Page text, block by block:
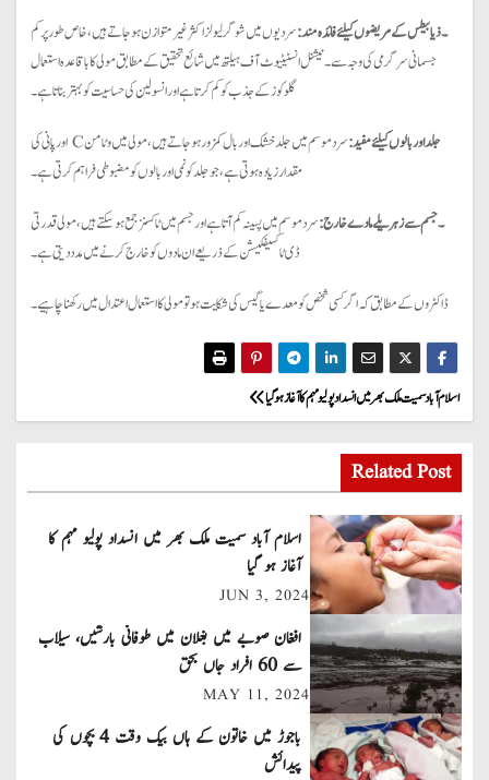
۔ ذیابیطس کے مریضوں کیلئے فائدہ مند:سردیوں میں شوگر لیولز اکثر غیر متوازن ہو جاتے ہیں، خاص طور پر کم
جسمانی سرگرمی کی وجہ سے۔ نیشنل انسٹیٹیوٹ آف ہیلتھ میں شائع تحقیق کے مطابق مولی کا باقاعدہ استعمال
گلوکوز کے جذب کو کم کرتا ہے اور انسولین کی حساسیت کو بہتر بناتا ہے۔
جلد اور بالوں کیلئے مفید:
سرد موسم میں جلد خشک اور بال کمزور ہو جاتے ہیں، مولی میں وٹامن C اور پانی کی
مقدار زیادہ ہوتی ہے، جو جلد کو نمی اور بالوں کو مضبوطی فراہم کرتی ہے۔
۔ جسم سے زہریلے مادے خارج:سرد موسم میں پسینہ کم آتا ہے اور جسم میں ٹاکسنز جمع ہو سکتے ہیں، مولی قدرتی
ڈی ٹاکسیفکیشن کے ذریعے ان مادوں کو خارج کرنے میں مدد دیتی ہے۔
ڈاکٹروں کے مطابق کہ اگر کسی شخص کو معدے یا گیس کی شکایت ہو تو مولی کا استعمال اعتدال میں رکھنا چاہیے۔
P
o
s
t
n
a
v
i
اسلام آباد سمیت ملک بھر میں انسداد پولیو مہم کا آغاز ہو گیا
Related Post
اسلام آباد سمیت ملک بھر میں انسداد پولیو مہم کا
آغاز ہو گیا
JUN 3, 2024
افغان صوبے میں بغلان میں طوفانی بارشیں، سیلاب
سے 60 افراد جاں بحق
MAY 11, 2024
باجوڑ میں خاتون کے ہاں بیک وقت 4 بچوں کی
پیدائش